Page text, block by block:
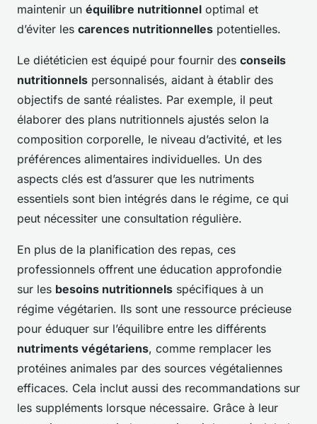
maintenir un équilibre nutritionnel optimal et
d’éviter les carences nutritionnelles potentielles.
Le diététicien est équipé pour fournir des conseils
nutritionnels personnalisés, aidant à établir des
objectifs de santé réalistes. Par exemple, il peut
élaborer des plans nutritionnels ajustés selon la
composition corporelle, le niveau d’activité, et les
préférences alimentaires individuelles. Un des
aspects clés est d’assurer que les nutriments
essentiels sont bien intégrés dans le régime, ce qui
peut nécessiter une consultation régulière.
En plus de la planification des repas, ces
professionnels offrent une éducation approfondie
sur les besoins nutritionnels spécifiques à un
régime végétarien. Ils sont une ressource précieuse
pour éduquer sur l’équilibre entre les différents
nutriments végétariens, comme remplacer les
protéines animales par des sources végétaliennes
efficaces. Cela inclut aussi des recommandations sur
les suppléments lorsque nécessaire. Grâce à leur